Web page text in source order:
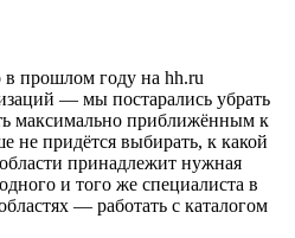
прошлом году на hh.ru
— мы постарались убрать
максимально приближённым к
не придётся выбирать, к какой
принадлежит нужная
и того же специалиста в
— работать с каталогом